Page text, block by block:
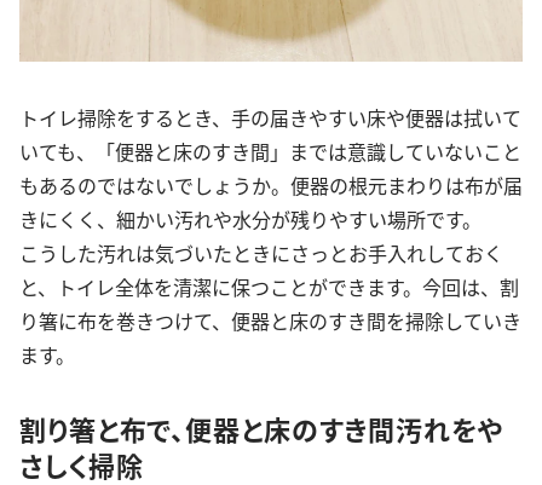
トイレ掃除をするとき、手の届きやすい床や便器は拭いて
いても、「便器と床のすき間」までは意識していないこと
もあるのではないでしょうか。便器の根元まわりは布が届
きにくく、細かい汚れや水分が残りやすい場所です。
こうした汚れは気づいたときにさっとお手入れしておく
と、トイレ全体を清潔に保つことができます。今回は、割
り箸に布を巻きつけて、便器と床のすき間を掃除していき
ます。
割り箸と布で、便器と床のすき間汚れをや
さしく掃除